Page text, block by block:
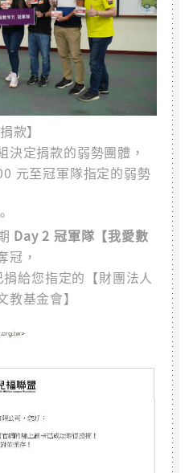
款】
決定捐款的弱勢團體，
元至冠軍隊指定的弱勢
Day 2 冠軍隊【我愛數
冠，
給您指定的【財團法人
基金會】